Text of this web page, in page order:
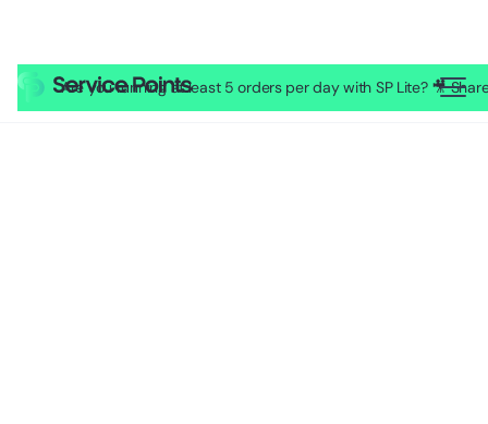
Are you running at least 5 orders per day with SP Lite? 🎥